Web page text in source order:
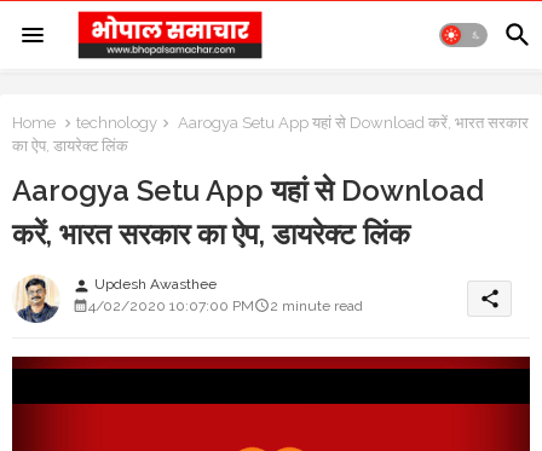
Home technology
Aarogya Setu App यहां से Download करें, भारत सरकार
का ऐप, डायरेक्ट लिंक
Aarogya Setu App यहां से Download
करें, भारत सरकार का ऐप, डायरेक्ट लिंक
person Updesh Awasthee
4/02/2020 10:07:00 PM
2 minute read share